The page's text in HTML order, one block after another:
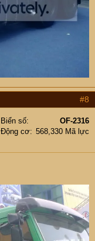
#8
Biển số
OF-2316
Động cơ
568,330 Mã lực